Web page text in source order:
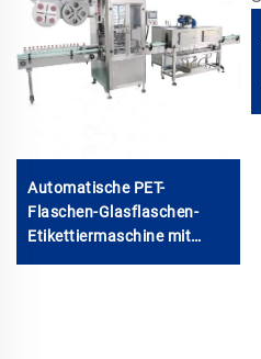
Automatische PET-
Flaschen-Glasflaschen-
Etikettiermaschine mit